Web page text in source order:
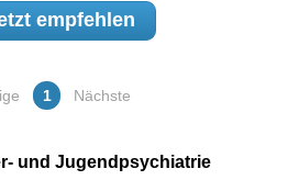
empfehlen
1 Nächste
und Jugendpsychiatrie